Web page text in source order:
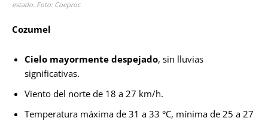
estado. Foto: Coeproc.
Cozumel
Cielo mayormente despejado, sin lluvias
significativas.
Viento del norte de 18 a 27 km/h.
Temperatura máxima de 31 a 33 °C, mínima de 25 a 27